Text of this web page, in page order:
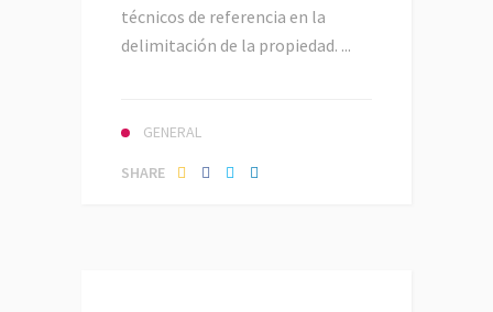
técnicos de referencia en la
delimitación de la propiedad. ...
GENERAL
SHARE